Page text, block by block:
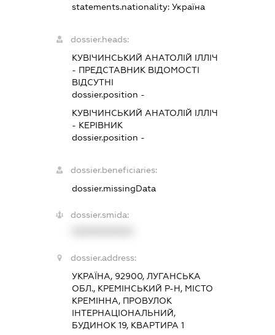
statements.nationality: Україна
dossier.heads:
КУВІЧИНСЬКИЙ АНАТОЛІЙ ІЛЛІЧ
- ПРЕДСТАВНИК ВІДОМОСТІ
ВІДСУТНІ
dossier.position -
КУВІЧИНСЬКИЙ АНАТОЛІЙ ІЛЛІЧ
- КЕРІВНИК
dossier.position -
dossier.beneficiaries:
dossier.missingData
dossier.smida:
dossier.address:
УКРАЇНА, 92900, ЛУГАНСЬКА
ОБЛ., КРЕМІНСЬКИЙ Р-Н, МІСТО
КРЕМІННА, ПРОВУЛОК
ІНТЕРНАЦІОНАЛЬНИЙ,
БУДИНОК 19, КВАРТИРА 1